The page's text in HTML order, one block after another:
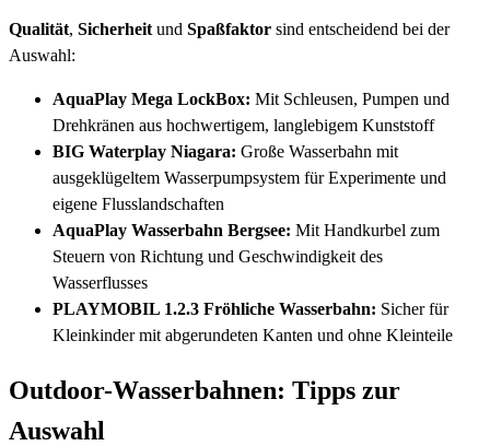
Qualität, Sicherheit und Spaßfaktor sind entscheidend bei der
Auswahl:
AquaPlay Mega LockBox: Mit Schleusen, Pumpen und
Drehkränen aus hochwertigem, langlebigem Kunststoff
BIG Waterplay Niagara: Große Wasserbahn mit
ausgeklügeltem Wasserpumpsystem für Experimente und
eigene Flusslandschaften
AquaPlay Wasserbahn Bergsee: Mit Handkurbel zum
Steuern von Richtung und Geschwindigkeit des
Wasserflusses
PLAYMOBIL 1.2.3 Fröhliche Wasserbahn: Sicher für
Kleinkinder mit abgerundeten Kanten und ohne Kleinteile
Outdoor-Wasserbahnen: Tipps zur
Auswahl